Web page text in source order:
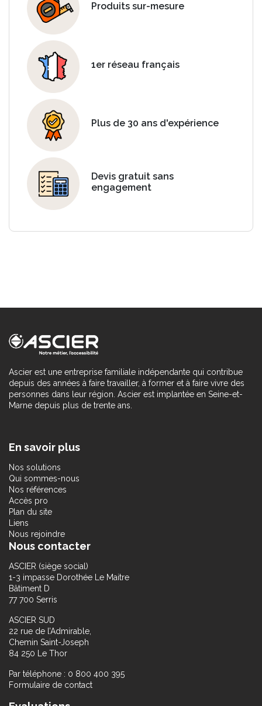
Produits sur-mesure
1er réseau français
Plus de 30 ans d'expérience
Devis gratuit sans
engagement
Ascier est une entreprise familiale indépendante qui contribue
depuis des années à faire travailler, à former et à faire vivre des
personnes dans leur région. Ascier est implantée en Seine-et-
Marne depuis plus de trente ans.
En savoir plus
Nos solutions
Qui sommes-nous
Nos références
Accès pro
Plan du site
Liens
Nous rejoindre
Nous contacter
ASCIER (siège social)
1-3 impasse Dorothée Le Maitre
Bâtiment D
77 700 Serris
ASCIER SUD
22 rue de l’Admirable,
Chemin Saint-Joseph
84 250 Le Thor
Par téléphone : 0 800 400 395
Formulaire de contact